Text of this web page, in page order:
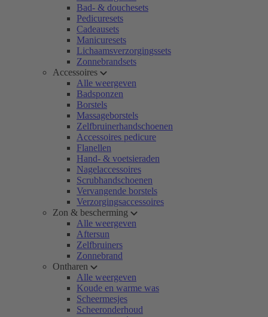
Bad- & douchesets
Pedicuresets
Cadeausets
Manicuresets
Lichaamsverzorgingssets
Zonnebrandsets
Accessoires
Alle weergeven
Badsponzen
Borstels
Massageborstels
Zelfbruinerhandschoenen
Accessoires pedicure
Flanellen
Hand- & voetsieraden
Nagelaccessoires
Scrubhandschoenen
Vervangende borstels
Verzorgingsaccessoires
Zon & bescherming
Alle weergeven
Aftersun
Zelfbruiners
Zonnebrand
Ontharen
Alle weergeven
Koude en warme was
Scheermesjes
Scheeronderhoud